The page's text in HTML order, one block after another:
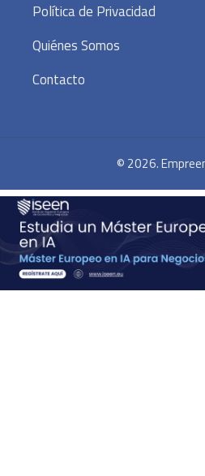
Política de Privacidad
Quiénes Somos
Contacto
© 2026.